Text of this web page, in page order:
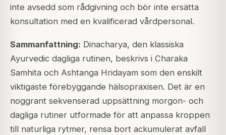
inte avsedd som rådgivning och bör inte ersätta
konsultation med en kvalificerad vårdpersonal.
Sammanfattning: Dinacharya, den klassiska
Ayurvedic dagliga rutinen, beskrivs i Charaka
Samhita och Ashtanga Hridayam som den enskilt
viktigaste förebyggande hälsopraxisen. Det är en
noggrant sekvenserad uppsättning morgon- och
dagliga rutiner utformade för att anpassa kroppen
till naturliga rytmer, rensa bort ackumulerat avfall